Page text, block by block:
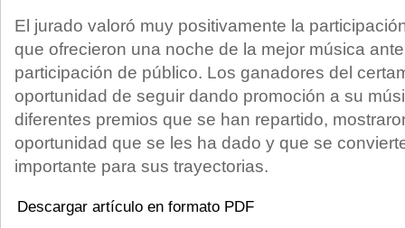
El jurado valoró muy positivamente la
que ofrecieron una noche de la mejor música
participación de público. Los ganadores del
oportunidad de seguir dando promoción a su
diferentes premios que se han repartido,
oportunidad que se les ha dado y que se
importante para sus trayectorias.
Descargar artículo en formato PDF